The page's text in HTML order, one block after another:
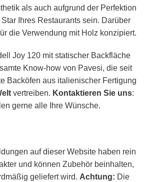
als auch aufgrund der Perfektion
Ihres Restaurants sein. Darüber
die Verwendung mit Holz konzipiert.
Joy 120 mit statischer Backfläche
Know-how von Pavesi, die seit
Backöfen aus italienischer Fertigung
vertreiben. Kontaktieren Sie uns:
gerne alle Ihre Wünsche.
auf dieser Website haben rein
und können Zubehör beinhalten,
geliefert wird. Achtung: Die